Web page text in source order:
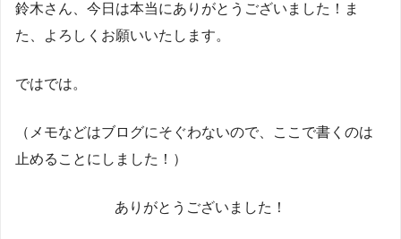
鈴木さん、今日は本当にありがとうございました！ま
た、よろしくお願いいたします。
ではでは。
（メモなどはブログにそぐわないので、ここで書くのは
止めることにしました！）
ありがとうございました！